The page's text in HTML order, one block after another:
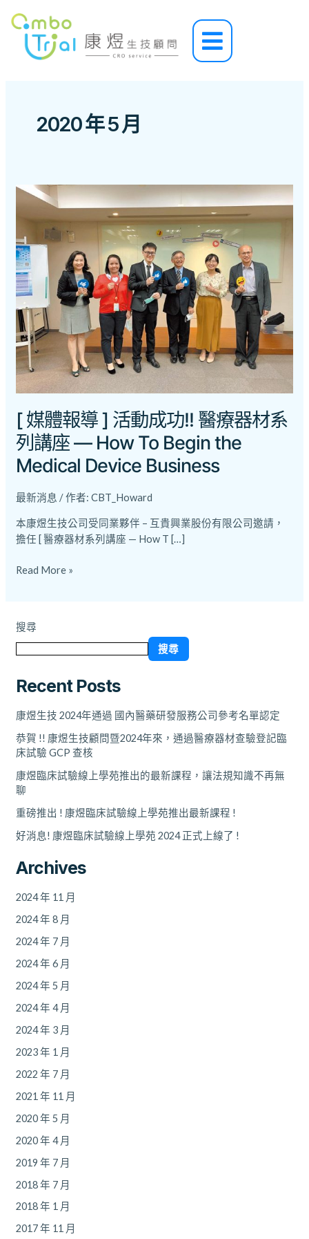
Main
Menu
2020 年 5 月
[ 媒體報導 ] 活動成功!! 醫療器材系
列講座 — How To Begin the
Medical Device Business
最新消息 / 作者: CBT_Howard
本康煜生技公司受同業夥伴 – 互貴興業股份有限公司邀請，
擔任 [ 醫療器材系列講座 — How T […]
報
導
]
活
動
成
功!!
醫
療
系
列
講
座
How
Begin
the
Device
Read More »
搜尋
搜尋
Recent Posts
康煜生技 2024年通過 國內醫藥研發服務公司參考名單認定
恭賀 !! 康煜生技顧問暨2024年來，通過醫療器材查驗登記臨
床試驗 GCP 查核
康煜臨床試驗線上學苑推出的最新課程，讓法規知識不再無
聊
重磅推出 ! 康煜臨床試驗線上學苑推出最新課程 !
好消息! 康煜臨床試驗線上學苑 2024 正式上線了 !
Archives
2024 年 11 月
2024 年 8 月
2024 年 7 月
2024 年 6 月
2024 年 5 月
2024 年 4 月
2024 年 3 月
2023 年 1 月
2022 年 7 月
2021 年 11 月
2020 年 5 月
2020 年 4 月
2019 年 7 月
2018 年 7 月
2018 年 1 月
2017 年 11 月